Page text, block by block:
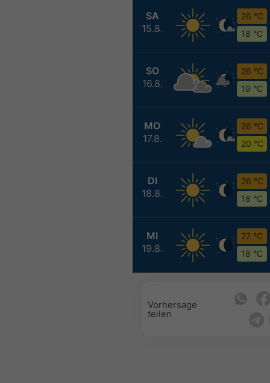
SA
15.8.
26 °C
18 °C
SO
16.8.
26 °C
19 °C
MO
17.8.
26 °C
20 °C
DI
18.8.
26 °C
18 °C
MI
19.8.
27 °C
18 °C
Vorhersage
teilen